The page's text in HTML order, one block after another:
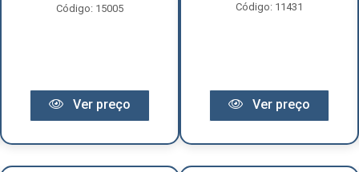
Código: 15005
Ver preço
Código: 11431
Ver preço